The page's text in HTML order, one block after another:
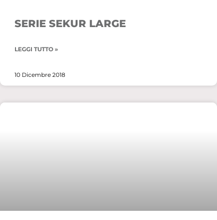
SERIE SEKUR LARGE
LEGGI TUTTO »
10 Dicembre 2018